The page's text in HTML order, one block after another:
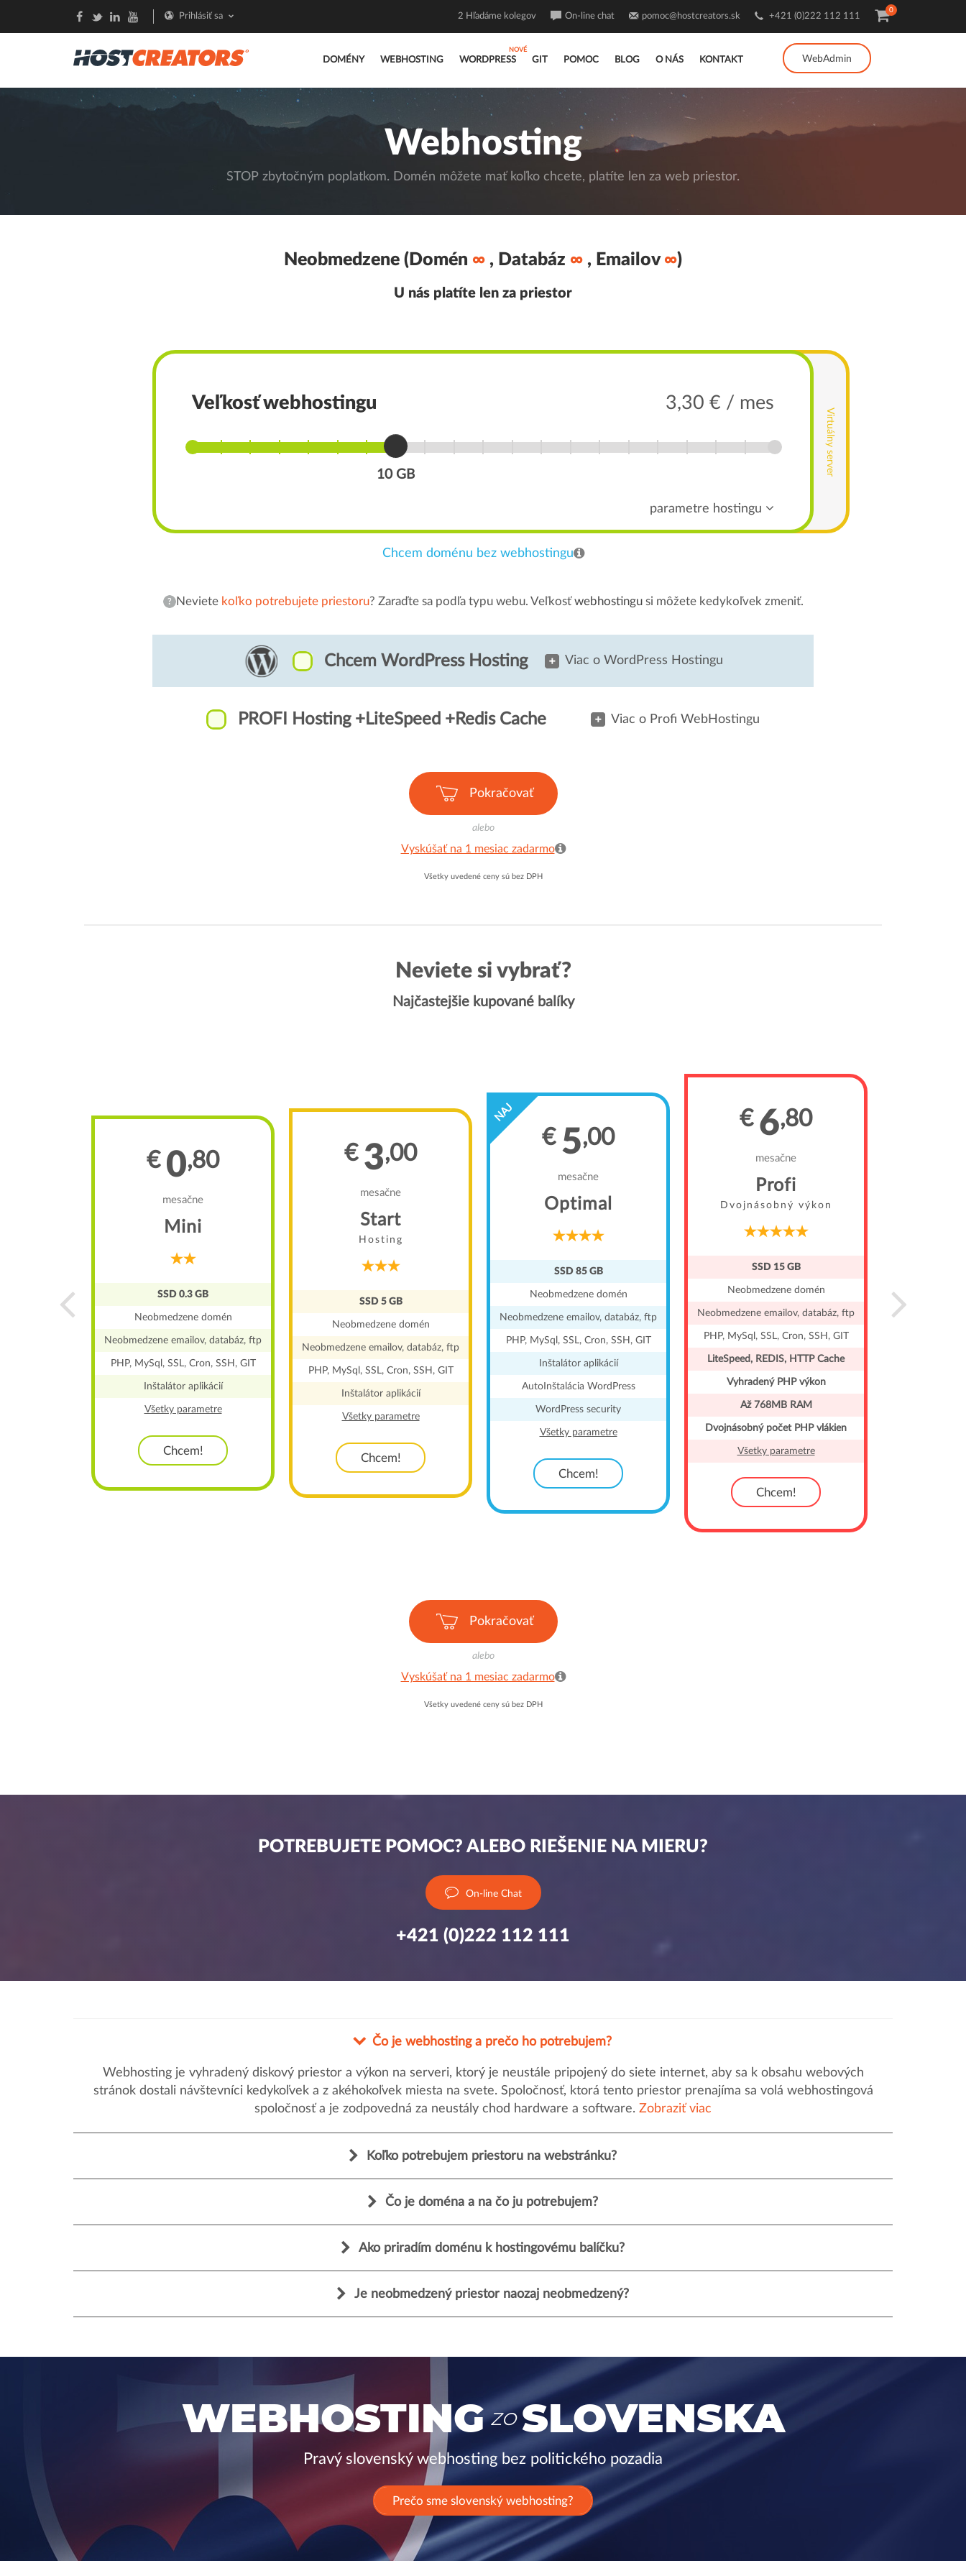
DOMÉNY WEBHOSTING WORDPRESS GIT POMOC BLOG O NÁS KONTAKT WebAdmin
Prihlásiť sa 2 Hľadáme kolegov On-line chat pomoc@hostcreators.sk +421 (0)222 112 111
0
Webhosting
STOP zbytočným poplatkom. Domén môžete mať koľko chcete, platíte len za web priestor.
Neobmedzene (Domén ∞ , Databáz ∞ , Emailov ∞)
U nás platíte len za priestor
Veľkosť webhostingu 3,30 € / mes
10 GB
parametre hostingu
Virtuálny server
Chcem doménu bez webhostingu
Neviete koľko potrebujete priestoru? Zaraďte sa podľa typu webu. Veľkosťwebhostingusi môžete kedykoľvek zmeniť.
Chcem WordPress Hosting Viac o WordPress Hostingu
PROFI Hosting +LiteSpeed +Redis Cache Viac o Profi WebHostingu
Pokračovať
alebo
Vyskúšať na 1 mesiac zadarmo
Všetky uvedené ceny sú bez DPH
Neviete si vybrať?
Najčastejšie kupované balíky
€ 0,80
mesačne
Mini
SSD 0.3 GB
Neobmedzene domén
Neobmedzene emailov, databáz, ftp
PHP, MySql, SSL, Cron, SSH, GIT
Inštalátor aplikácií
Všetky parametre
Chcem!
€ 3,00
mesačne
Start
Hosting
SSD 5 GB
Neobmedzene domén
Neobmedzene emailov, databáz, ftp
PHP, MySql, SSL, Cron, SSH, GIT
Inštalátor aplikácií
Všetky parametre
Chcem!
NAJ
€ 5,00
mesačne
Optimal
SSD 85 GB
Neobmedzene domén
Neobmedzene emailov, databáz, ftp
PHP, MySql, SSL, Cron, SSH, GIT
Inštalátor aplikácií
AutoInštalácia WordPress
WordPress security
Všetky parametre
Chcem!
€ 6,80
mesačne
Profi
Dvojnásobný výkon
SSD 15 GB
Neobmedzene domén
Neobmedzene emailov, databáz, ftp
PHP, MySql, SSL, Cron, SSH, GIT
LiteSpeed, REDIS, HTTP Cache
Vyhradený PHP výkon
Až 768MB RAM
Dvojnásobný počet PHP vlákien
Všetky parametre
Chcem!
PHP, MySql,
Pokračovať
alebo
Vyskúšať na 1 mesiac zadarmo
Všetky uvedené ceny sú bez DPH
POTREBUJETE POMOC? ALEBO RIEŠENIE NA MIERU?
On-line Chat
+421 (0)222 112 111
Čo je webhosting a prečo ho potrebujem?
Webhosting je vyhradený diskový priestor a výkon na serveri, ktorý je neustále pripojený do siete internet, aby sa k obsahu webových
stránok dostali návštevníci kedykoľvek a z akéhokoľvek miesta na svete. Spoločnosť, ktorá tento priestor prenajíma sa volá webhostingová
spoločnosť a je zodpovedná za neustály chod hardware a software. Zobraziť viac
Koľko potrebujem priestoru na webstránku?
Čo je doména a na čo ju potrebujem?
Ako priradím doménu k hostingovému balíčku?
Je neobmedzený priestor naozaj neobmedzený?
WEBHOSTING ZO SLOVENSKA
Pravý slovenský webhosting bez politického pozadia
Prečo sme slovenský webhosting?